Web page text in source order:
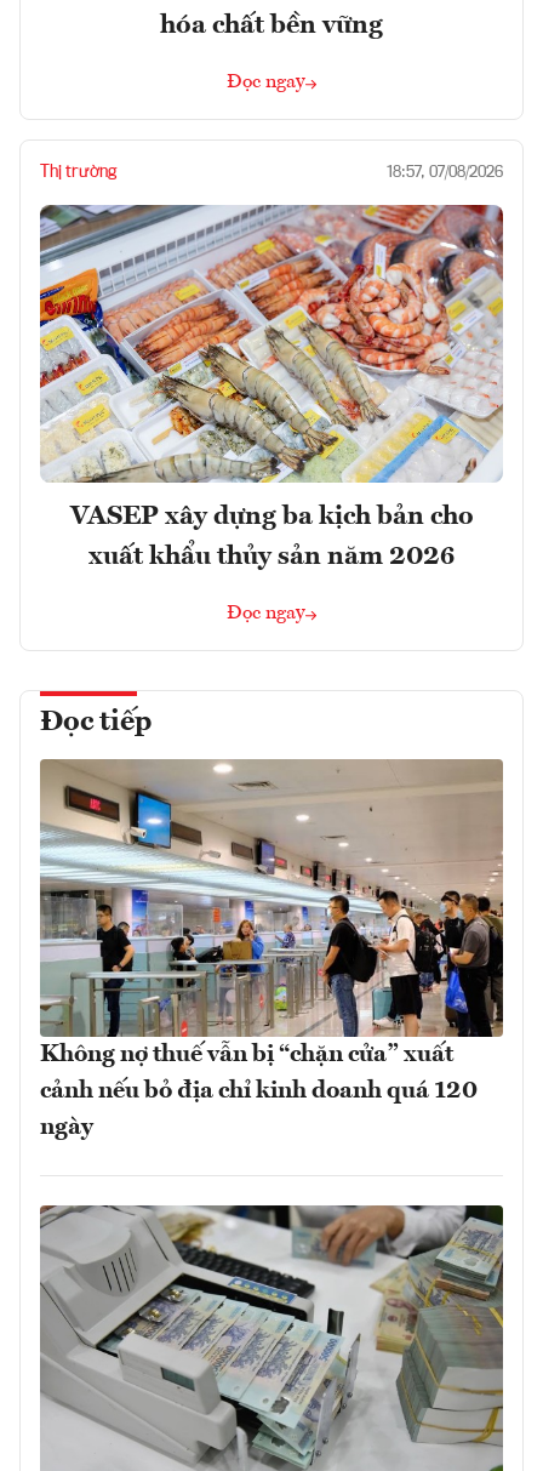
hóa chất bền vững
Đọc ngay
Thị trường 18:57, 07/08/2026
VASEP xây dựng ba kịch bản cho
xuất khẩu thủy sản năm 2026
Đọc ngay
Đọc tiếp
Không nợ thuế vẫn bị “chặn cửa” xuất
cảnh nếu bỏ địa chỉ kinh doanh quá 120
ngày